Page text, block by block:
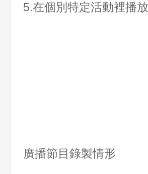
5.在個別特定活動裡播
廣播節目錄製情形